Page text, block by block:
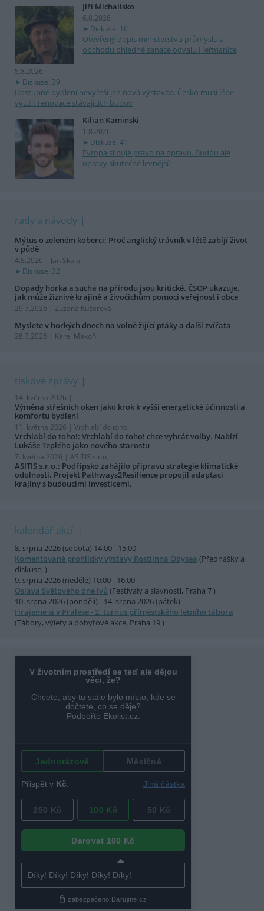
Jiří Michalisko
6.8.2026
Diskuse: 16
Otevřený dopis ministerstvu průmyslu a
obchodu ohledně sanace odvalu Heřmanice
5.8.2026
Diskuse: 39
Dostupné bydlení nevyřeší jen nová výstavba. Česko musí lépe
využít renovace stávajících budov
Kilian Kaminski
1.8.2026
Diskuse: 41
Evropa slibuje právo na opravu. Budou ale
opravy skutečně levnější?
rady a návody
Mýtus o zeleném koberci: Proč anglický trávník v létě zabíjí život
v půdě
4.8.2026 | Jan Skala
Diskuse: 32
Dopady horka a sucha na přírodu jsou kritické. ČSOP ukazuje,
jak může žíznivé krajině a živočichům pomoci veřejnost i obce
29.7.2026 | Zuzana Kučerová
Myslete v horkých dnech na volně žijící ptáky a další zvířata
28.7.2026 | Karel Makoň
tiskové zprávy
14. května 2026 |
Výměna střešních oken jako krok k vyšší energetické účinnosti a
komfortu bydlení
11. května 2026 | Vrchlabí do toho!
Vrchlabí do toho!: Vrchlabí do toho! chce vyhrát volby. Nabízí
Lukáše Teplého jako nového starostu
7. května 2026 | ASITIS s.r.o.
ASITIS s.r.o.: Podřipsko zahájilo přípravu strategie klimatické
odolnosti. Projekt Pathways2Resilience propojil adaptaci
krajiny s budoucími investicemi.
kalendář akcí
8. srpna 2026 (sobota) 14:00 - 15:00
Komentované prohlídky výstavy Rostlinná Odysea (Přednášky a
diskuse, )
9. srpna 2026 (neděle) 10:00 - 16:00
Oslava Světového dne lvů (Festivaly a slavnosti, Praha 7 )
10. srpna 2026 (pondělí) - 14. srpna 2026 (pátek)
Hrajeme si v Pralese - 2. turnus příměstského letního tábora
(Tábory, výlety a pobytové akce, Praha 19 )